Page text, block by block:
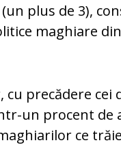
plus de 3),
maghiare
precădere cei
un procent de
ce